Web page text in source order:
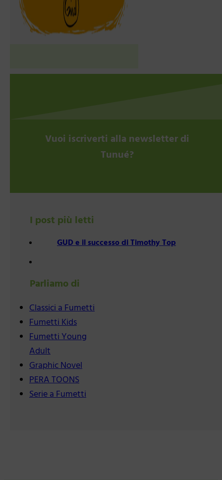
Vuoi iscriverti alla newsletter di
Tunué?
I post più letti
GUD e il successo di Timothy Top
Parliamo di
Classici a Fumetti
Fumetti Kids
Fumetti Young
Adult
Graphic Novel
PERA TOONS
Serie a Fumetti